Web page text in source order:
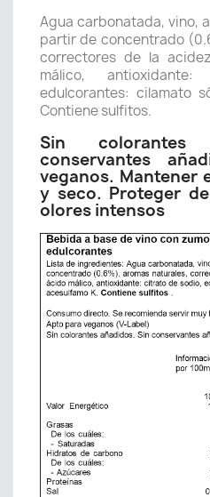
Agua carbonatada, vino,
partir de concentrado
correctores de la
málico,
edulcorantes: cilamato
Contiene sulfitos.
Sin colorantes
conservantes
veganos. Mantener
y seco. Proteger
olores intensos